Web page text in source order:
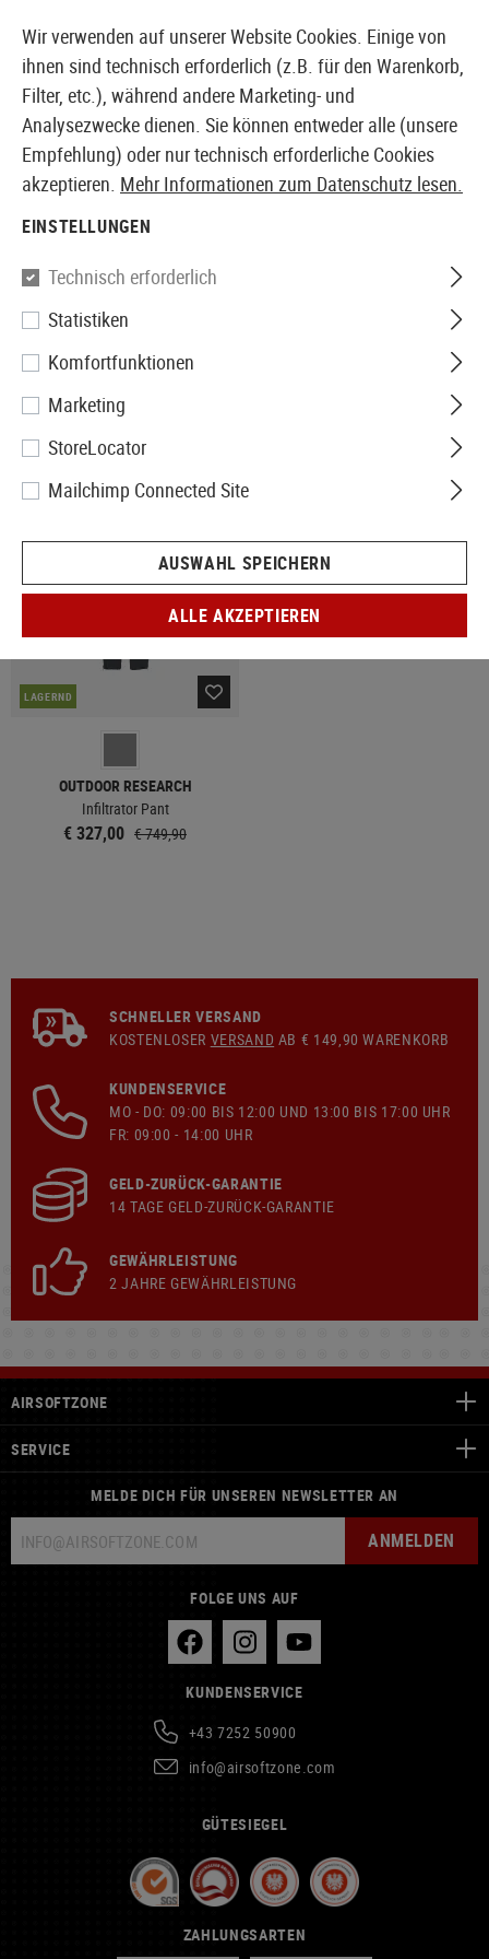
EUROPÄISCHER AIRSOFT SHOP & GROßHÄNDLER
HARDSHELL PANTS
1 Produkte
LAGERND
OUTDOOR RESEARCH
Infiltrator Pant
€ 327,00 € 749,90
SCHNELLER VERSAND
KOSTENLOSER VERSAND AB € 149,90 WARENKORB
KUNDENSERVICE
MO - DO: 09:00 BIS 12:00 UND 13:00 BIS 17:00 UHR
FR: 09:00 - 14:00 UHR
GELD-ZURÜCK-GARANTIE
14 TAGE GELD-ZURÜCK-GARANTIE
GEWÄHRLEISTUNG
2 JAHRE GEWÄHRLEISTUNG
AIRSOFTZONE
SERVICE
MELDE DICH FÜR UNSEREN NEWSLETTER AN
ANMELDEN
FOLGE UNS AUF
KUNDENSERVICE
+43 7252 50900
info@airsoftzone.com
GÜTESIEGEL
ZAHLUNGSARTEN
Wir verwenden auf unserer Website Cookies. Einige von
ihnen sind technisch erforderlich (z.B. für den Warenkorb,
Filter, etc.), während andere Marketing- und
Analysezwecke dienen. Sie können entweder alle (unsere
Empfehlung) oder nur technisch erforderliche Cookies
akzeptieren. Mehr Informationen zum Datenschutz lesen.
EINSTELLUNGEN
Technisch erforderlich
Statistiken
Komfortfunktionen
Marketing
StoreLocator
Mailchimp Connected Site
AUSWAHL SPEICHERN
ALLE AKZEPTIEREN